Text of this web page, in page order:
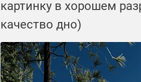
картинку в хорошем
качество дно)